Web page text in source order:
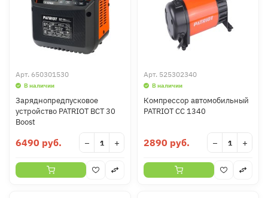
Арт. 650301530
В наличии
Заряднопредпусковое
устройство PATRIOT BCT 30
Boost
6490 руб. − +
Арт. 525302340
В наличии
Компрессор автомобильный
PATRIOT CC 1340
2890 руб. − +